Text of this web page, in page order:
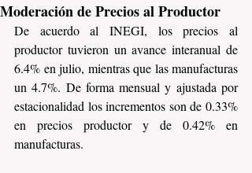
Moderación de Precios al Productor
De acuerdo al INEGI, los precios al
productor tuvieron un avance interanual de
6.4% en julio, mientras que las manufacturas
un 4.7%. De forma mensual y ajustada por
estacionalidad los incrementos son de 0.33%
en precios productor y de 0.42% en
manufacturas.